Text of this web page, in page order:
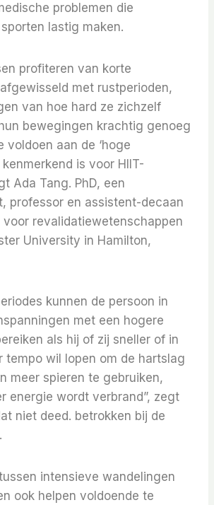
problemen die
lastig maken.
profiteren van korte
met rustperioden,
van hoe hard ze zichzelf
bewegingen krachtig genoeg
voldoen aan de ‘hoge
is voor HIIT-
Ada Tang. PhD, een
professor en assistent-decaan
revalidatiewetenschappen
University in Hamilton,
kunnen de persoon in
met een hogere
als hij of zij sneller of in
tempo wil lopen om de hartslag
meer spieren te gebruiken,
energie wordt verbrand”, zegt
niet deed. betrokken bij de
intensieve wandelingen
ook helpen voldoende te